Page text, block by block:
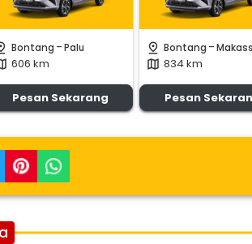
Bontang -Palu
606 km
Pesan Sekarang
pin_drop Bontang -
map 834 km
Pesan